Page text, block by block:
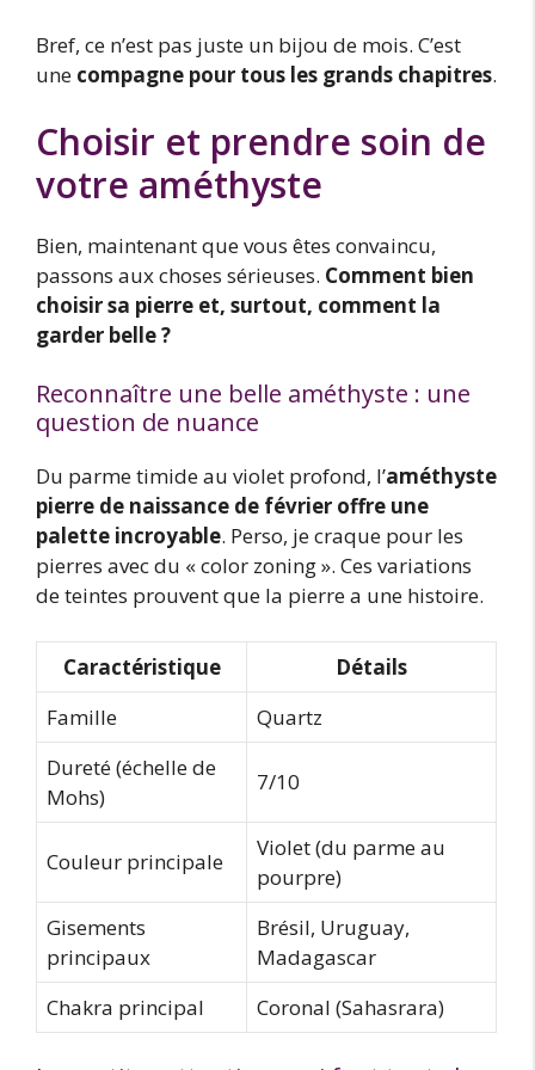
Bref, ce n’est pas juste un bijou de mois. C’est
une compagne pour tous les grands chapitres.
Choisir et prendre soin de
votre améthyste
Bien, maintenant que vous êtes convaincu,
passons aux choses sérieuses. Comment bien
choisir sa pierre et, surtout, comment la
garder belle ?
Reconnaître une belle améthyste : une
question de nuance
Du parme timide au violet profond, l’améthyste
pierre de naissance de février offre une
palette incroyable. Perso, je craque pour les
pierres avec du « color zoning ». Ces variations
de teintes prouvent que la pierre a une histoire.
Caractéristique
Détails
Famille
Quartz
Dureté (échelle de
Mohs)
7/10
Couleur principale
Violet (du parme au
pourpre)
Gisements
principaux
Brésil, Uruguay,
Madagascar
Chakra principal
Coronal (Sahasrara)